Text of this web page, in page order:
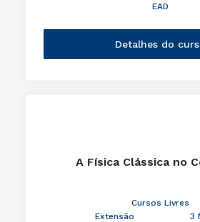
EAD
Detalhes do
A Física Clássica no
Cursos Livres
Extensão
3